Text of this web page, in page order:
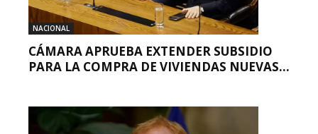
NACIONAL
CÁMARA APRUEBA EXTENDER SUBSIDIO
PARA LA COMPRA DE VIVIENDAS NUEVAS...